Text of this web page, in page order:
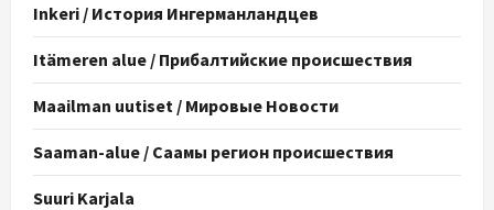
Inkeri / История Ингерманландцев
Itämeren alue / Прибалтийские происшествия
Maailman uutiset / Мировые Новости
Saaman-alue / Саамы регион происшествия
Suuri Karjala